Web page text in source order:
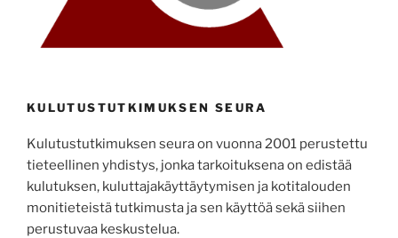
KULUTUSTUTKIMUKSEN SEURA
Kulutustutkimuksen seura on vuonna 2001 perustettu
tieteellinen yhdistys, jonka tarkoituksena on edistää
kulutuksen, kuluttajakäyttäytymisen ja kotitalouden
monitieteistä tutkimusta ja sen käyttöä sekä siihen
perustuvaa keskustelua.